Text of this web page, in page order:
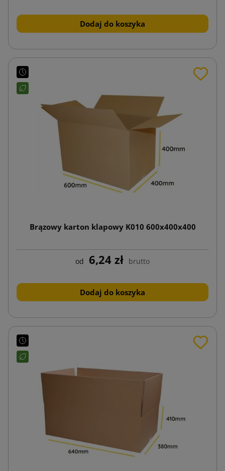
Dodaj do koszyka
Brązowy karton klapowy K010 600x400x400
od 6,24 zł brutto
Dodaj do koszyka